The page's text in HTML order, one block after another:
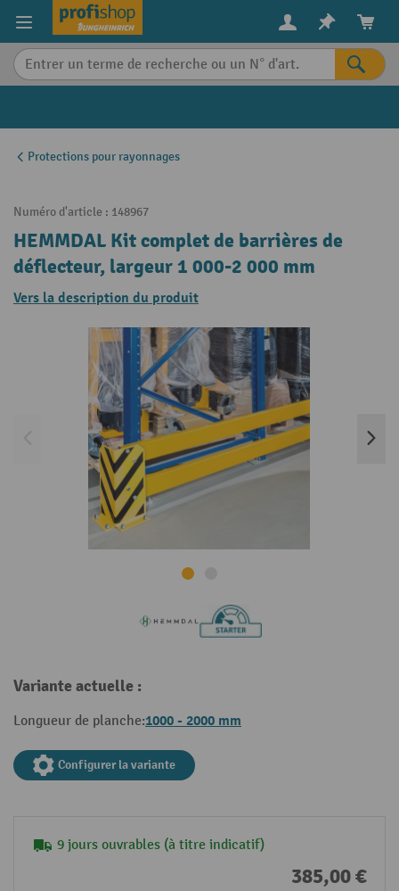
content
Protections pour rayonnages
Numéro d'article : 148967
HEMMDAL Kit complet de barrières de
déflecteur, largeur 1 000-2 000 mm
Vers la description du produit
Variante actuelle :
Longueur de planche:1000 - 2000 mm
Configurer la variante
9 jours ouvrables (à titre indicatif)
385,00 €